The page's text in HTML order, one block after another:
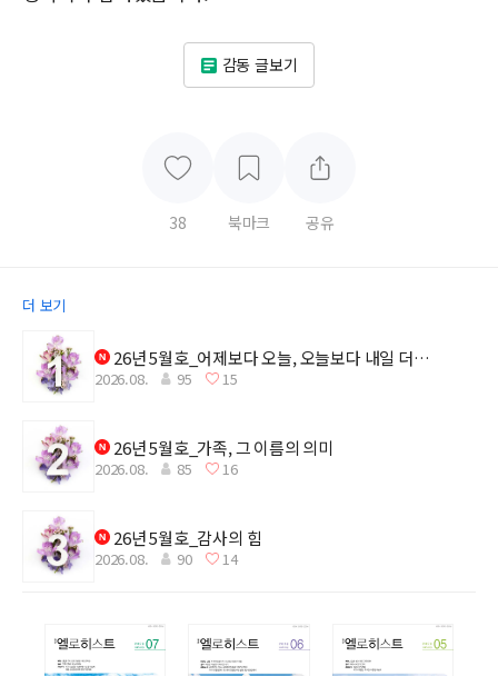
감동 글보기
38 북마크 공유
더 보기
26년 5월호_어제보다 오늘, 오늘보다 내일 더
깊어지는 감사
2026.08. 95 15
26년 5월호_가족, 그 이름의 의미
2026.08. 85 16
26년 5월호_감사의 힘
2026.08. 90 14